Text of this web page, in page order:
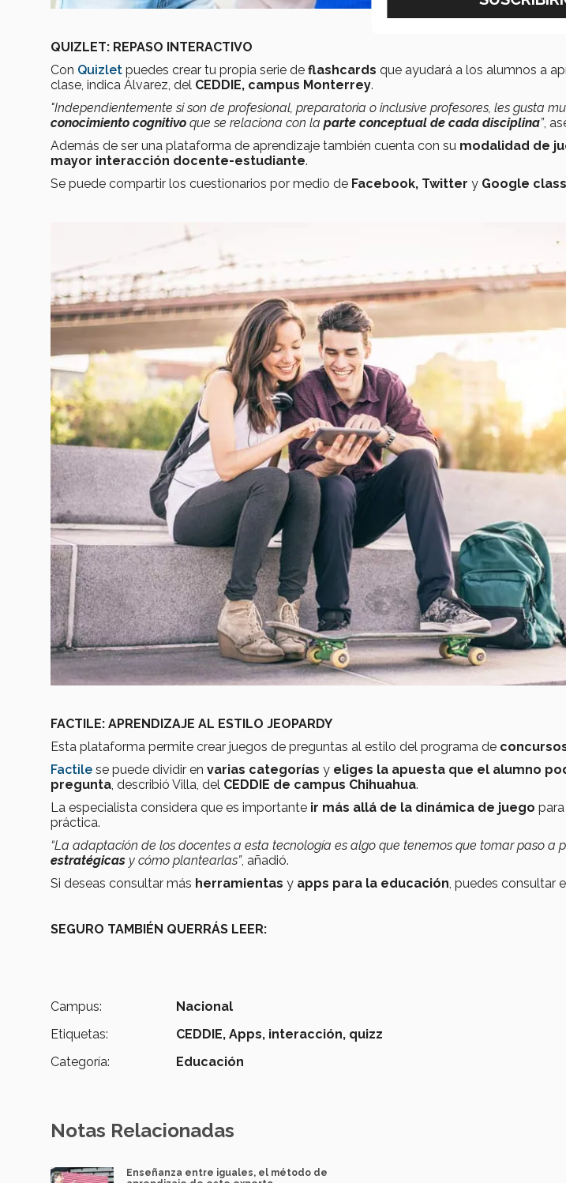
QUIZLET: REPASO INTERACTIVO
Con Quizlet puedes crear tu propia serie de flashcards que ayudará a los alumnos a
clase, indica Álvarez, del CEDDIE, campus Monterrey.
"Independientemente si son de profesional, preparatoria o inclusive profesores, les gusta
conocimiento cognitivo que se relaciona con la parte conceptual de cada disciplina”,
Además de ser una plataforma de aprendizaje también cuenta con su modalidad de
mayor interacción docente-estudiante.
Se puede compartir los cuestionarios por medio de Facebook, Twitter y Google
FACTILE: APRENDIZAJE AL ESTILO JEOPARDY
Esta plataforma permite crear juegos de preguntas al estilo del programa de
Factile se puede dividir en varias categorías y eliges la apuesta que el alumno
pregunta, describió Villa, del CEDDIE de campus Chihuahua.
La especialista considera que es importante ir más allá de la dinámica de juego
práctica.
“La adaptación de los docentes a esta tecnología es algo que tenemos que tomar paso a
estratégicas y cómo plantearlas”, añadió.
Si deseas consultar más herramientas y apps para la educación, puedes consultar
SEGURO TAMBIÉN QUERRÁS LEER:
Campus:
Nacional
Etiquetas:
CEDDIE, Apps, interacción, quizz
Categoría:
Educación
Notas Relacionadas
Enseñanza entre iguales, el método de